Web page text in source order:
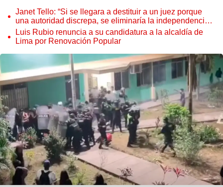
Janet Tello: “Si se llegara a destituir a un juez porque
una autoridad discrepa, se eliminaría la independencia
judicial”
Luis Rubio renuncia a su candidatura a la alcaldía de
Lima por Renovación Popular